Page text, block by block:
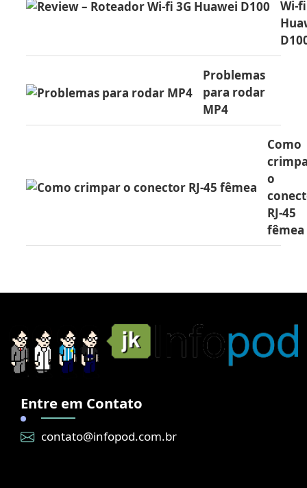
Wi-
Problemas
para rodar
MP4
Como
o
RJ-45
fêmea
Entre em Contato
contato@infopod.com.br